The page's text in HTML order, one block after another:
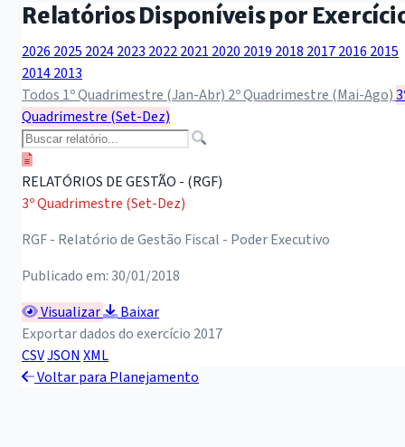
Relatórios Disponíveis por
2026 2025 20242023 20222021 2020 2019 2018 20172016 2015
20142013
Todos 1º Quadrimestre (Jan-Abr) 2º Quadrimestre (Mai-Ago)
Quadrimestre (Set-Dez)
RELATÓRIOS DE GESTÃO - (RGF)
3º Quadrimestre (Set-Dez)
RGF - Relatório de Gestão Fiscal - Poder Executivo
Publicado em: 30/01/2018
Visualizar
Baixar
Exportar dados do exercício 2017
CSVJSON XML
Voltar para Planejamento